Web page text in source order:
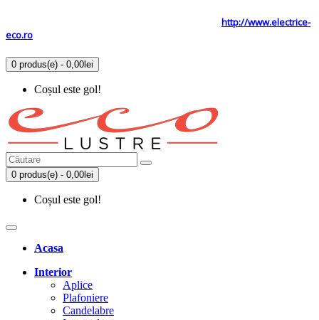
http://www.electrice-
eco.ro
0 produs(e) - 0,00lei
Coșul este gol!
0 produs(e) - 0,00lei
Coșul este gol!
Acasa
Interior
Aplice
Plafoniere
Candelabre